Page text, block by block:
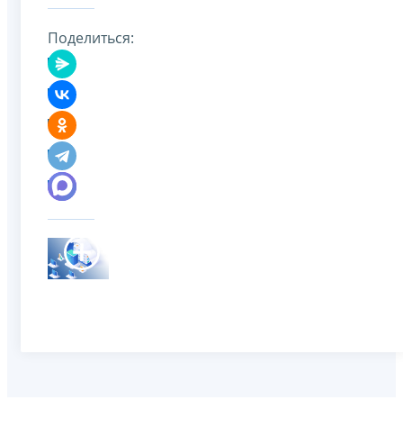
Поделиться: